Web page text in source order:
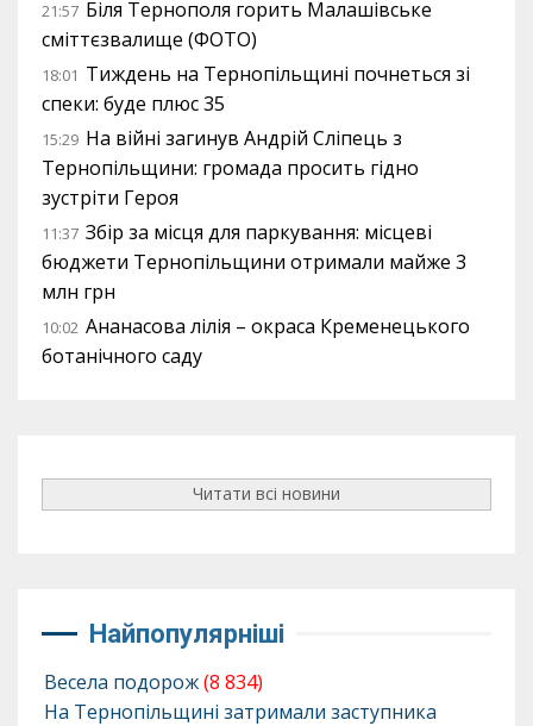
21:57 Біля Тернополя горить Малашівське
сміттєзвалище (ФОТО)
18:01 Тиждень на Тернопільщині почнеться зі
спеки: буде плюс 35
15:29 На війні загинув Андрій Сліпець з
Тернопільщини: громада просить гідно
зустріти Героя
11:37 Збір за місця для паркування: місцеві
бюджети Тернопільщини отримали майже 3
млн грн
10:02 Ананасова лілія – окраса Кременецького
ботанічного саду
Читати всі новини
Найпопулярніші
Весела подорож(8 834)
На Тернопільщині затримали заступника